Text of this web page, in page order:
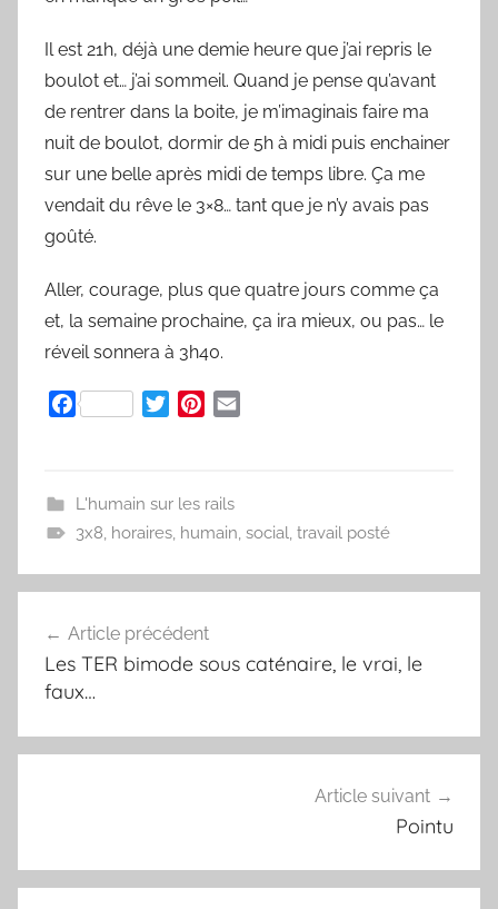
Il est 21h, déjà une demie heure que j’ai repris le
boulot et… j’ai sommeil. Quand je pense qu’avant
de rentrer dans la boite, je m’imaginais faire ma
nuit de boulot, dormir de 5h à midi puis enchainer
sur une belle après midi de temps libre. Ça me
vendait du rêve le 3×8… tant que je n’y avais pas
goûté.
Aller, courage, plus que quatre jours comme ça
et, la semaine prochaine, ça ira mieux, ou pas… le
réveil sonnera à 3h40.
F
b
o
k
t
e
e
r
s
L'humain sur les rails
3x8, horaires, humain, social, travail posté
Navigation
de
Article précédent
Les TER bimode sous caténaire, le vrai, le
faux…
Article suivant
Pointu